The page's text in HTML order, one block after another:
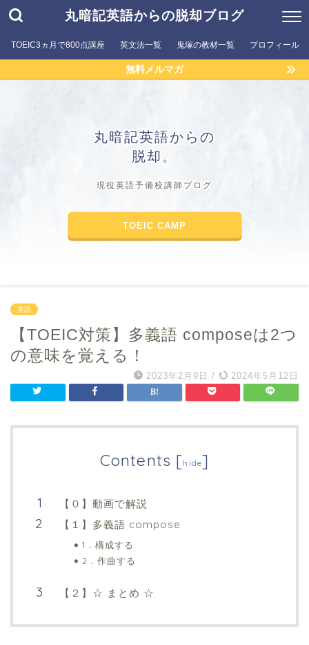
丸暗記英語からの脱却ブログ
TOEIC3ヵ月で800点講座 英文法一覧 鬼塚の教材一覧 プロフィール
無料メルマガ
丸暗記英語からの
脱却。
現役英語予備校講師ブログ
TOEIC CAMP
英語
【TOEIC対策】多義語 composeは2つ
の意味を覚える！
2023年2月9日 / 2024年5月12日
Contents [hide]
【０】動画で解説
【１】多義語 compose
1．構成する
2．作曲する
【２】☆ まとめ ☆